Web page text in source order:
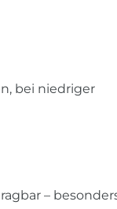
bei niedriger
–